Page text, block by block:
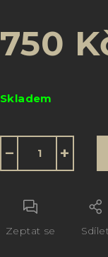
hvězdiček.
750
Skladem
+
−
Zeptat se